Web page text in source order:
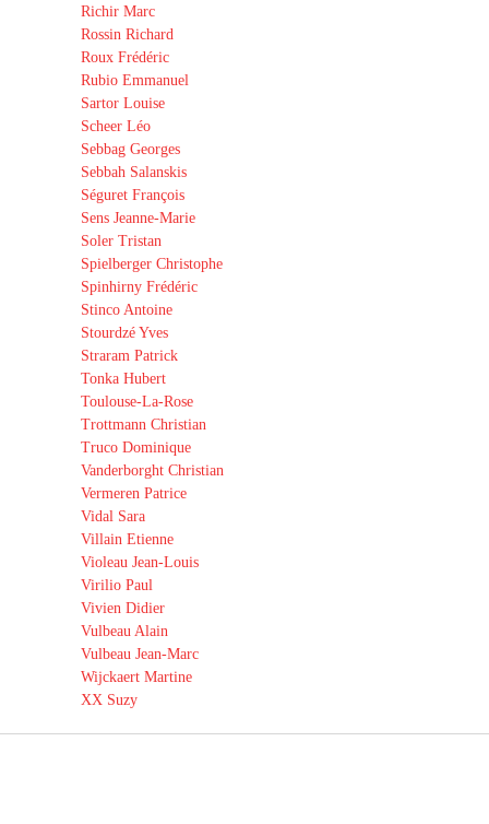
Richir Marc
Rossin Richard
Roux Frédéric
Rubio Emmanuel
Sartor Louise
Scheer Léo
Sebbag Georges
Sebbah Salanskis
Séguret François
Sens Jeanne-Marie
Soler Tristan
Spielberger Christophe
Spinhirny Frédéric
Stinco Antoine
Stourdzé Yves
Straram Patrick
Tonka Hubert
Toulouse-La-Rose
Trottmann Christian
Truco Dominique
Vanderborght Christian
Vermeren Patrice
Vidal Sara
Villain Etienne
Violeau Jean-Louis
Virilio Paul
Vivien Didier
Vulbeau Alain
Vulbeau Jean-Marc
Wijckaert Martine
XX Suzy